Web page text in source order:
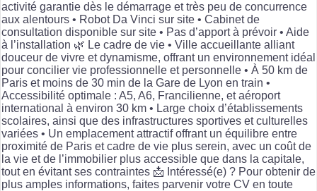
activité garantie dès le démarrage et très peu de concurrence
aux alentours • Robot Da Vinci sur site • Cabinet de
consultation disponible sur site • Pas d’apport à prévoir • Aide
à l’installation 🌿 Le cadre de vie • Ville accueillante alliant
douceur de vivre et dynamisme, offrant un environnement idéal
pour concilier vie professionnelle et personnelle • À 50 km de
Paris et moins de 30 min de la Gare de Lyon en train •
Accessibilité optimale : A5, A6, Francilienne, et aéroport
international à environ 30 km • Large choix d’établissements
scolaires, ainsi que des infrastructures sportives et culturelles
variées • Un emplacement attractif offrant un équilibre entre
proximité de Paris et cadre de vie plus serein, avec un coût de
la vie et de l’immobilier plus accessible que dans la capitale,
tout en évitant ses contraintes 📩 Intéressé(e) ? Pour obtenir de
plus amples informations, faites parvenir votre CV en toute